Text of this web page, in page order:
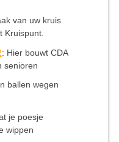
van uw kruis
Kruispunt.
: Hier bouwt CDA
senioren
ballen wegen
je poesje
wippen